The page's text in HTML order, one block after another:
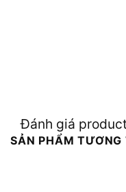
Đánh giá
SẢN PHẨM TƯƠNG